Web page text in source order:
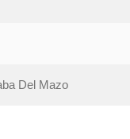
Del Mazo